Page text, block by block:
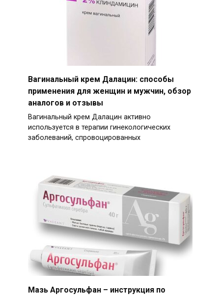
Вагинальный крем Далацин: способы
применения для женщин и мужчин, обзор
аналогов и отзывы
Вагинальный крем Далацин активно
используется в терапии гинекологических
заболеваний, спровоцированных
Мазь Аргосульфан – инструкция по